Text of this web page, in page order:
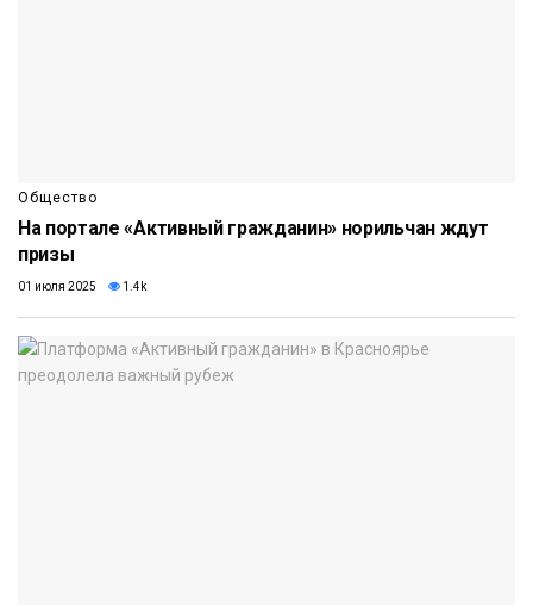
Общество
На портале «Активный гражданин» норильчан ждут
призы
01 июля 2025 1.4k